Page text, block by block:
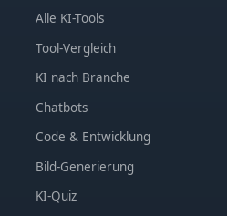
Alle KI-Tools
Tool-Vergleich
KI nach Branche
Chatbots
Code & Entwicklung
Bild-Generierung
KI-Quiz